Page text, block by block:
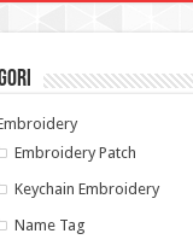
Embroidery Patch
Keychain Embroidery
Name Tag